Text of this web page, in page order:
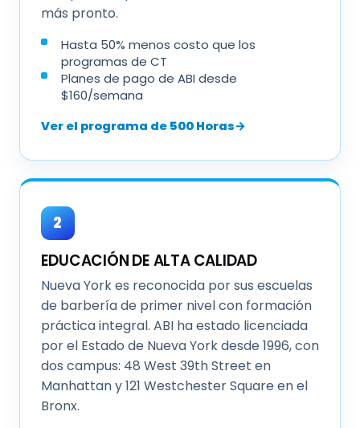
más pronto.
Hasta 50% menos costo que los
programas de CT
Planes de pago de ABI desde
$160/semana
Ver el programa de 500 Horas→
2
EDUCACIÓN DE ALTA CALIDAD
Nueva York es reconocida por sus escuelas
de barbería de primer nivel con formación
práctica integral. ABI ha estado licenciada
por el Estado de Nueva York desde 1996, con
dos campus: 48 West 39th Street en
Manhattan y 121 Westchester Square en el
Bronx.